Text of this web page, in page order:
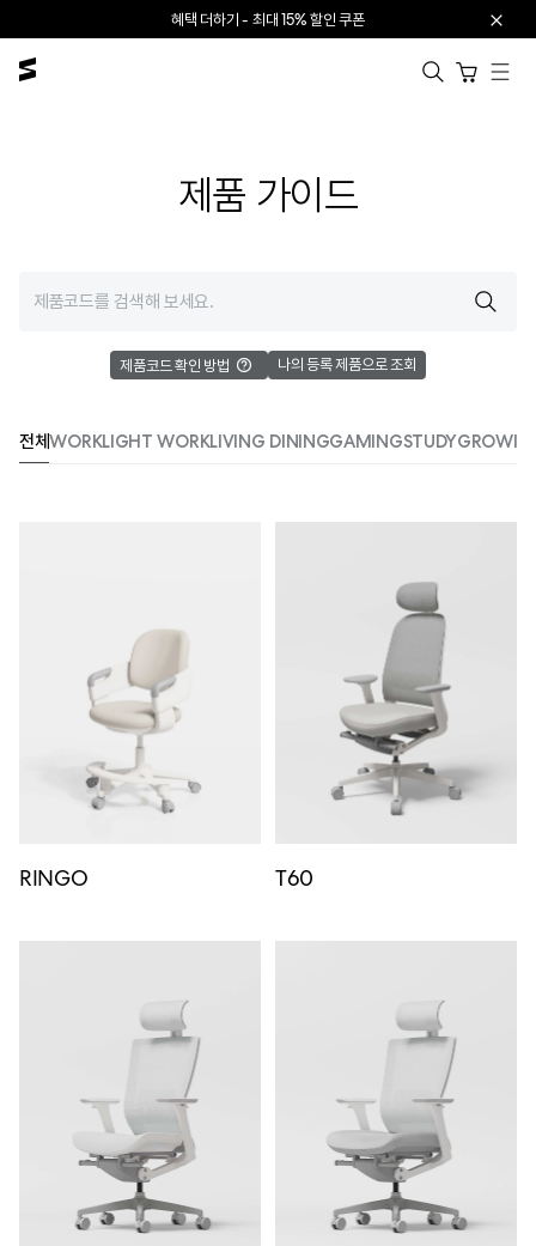
혜택 더하기 - 최대 15% 할인 쿠폰
카트 열기
제품 가이드
제품코드 확인 방법 나의 등록 제품으로 조회
전체WORKLIGHT WORKLIVING DININGGAMINGSTUDY
RINGO T60